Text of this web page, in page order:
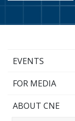
EVENTS
FOR MEDIA
ABOUT CNE